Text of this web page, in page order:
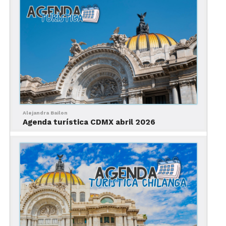
Xáltocan. La mujer, se impulsó con todas sus
fuerzas y arrastrándose al pie del árbol recogió
una olla y una escoba hecha de varas mientras
pedía a los hombres que la ayudaran a levantarse
de nuevo y que la guiaran a su hogar, pues alegaba
que había tenido un accidente y necesitaba llegar
urgentemente con su marido.
La Decisión
dispuestos a llevar a la mujer hasta su casa, tocaron
a la puerta y salió un señor que dijo ser su esposo
y le dijeron que su señora estaba en Xochimilco,
que les diera permiso de pasar a su cocina porque
ahí estaban las piernas de su esposa. El señor se
quedó asombrado. Juntos se dirigieron hacia la
cocina donde estaban las piernas en forma de
Alejandra Bailon
Agenda turística CDMX abril 2026